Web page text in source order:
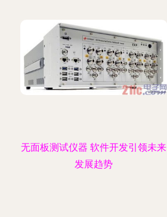
无面板测试仪器 软件开发引领未来
发展趋势